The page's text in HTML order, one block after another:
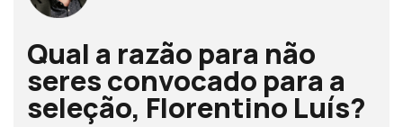
Qual a razão para não
seres convocado para a
seleção, Florentino Luís?